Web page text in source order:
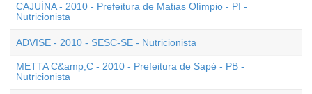
CAJUÍNA - 2010 - Prefeitura de Matias Olímpio - PI -
Nutricionista
ADVISE - 2010 - SESC-SE - Nutricionista
METTA C&amp;C - 2010 - Prefeitura de Sapé - PB -
Nutricionista